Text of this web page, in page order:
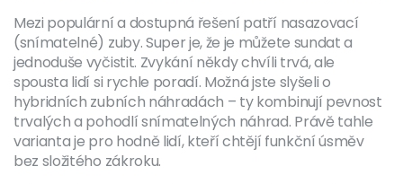
Mezi populární a dostupná řešení patří nasazovací
(snímatelné) zuby. Super je, že je můžete sundat a
jednoduše vyčistit. Zvykání někdy chvíli trvá, ale
spousta lidí si rychle poradí. Možná jste slyšeli o
hybridních zubních náhradách – ty kombinují pevnost
trvalých a pohodlí snímatelných náhrad. Právě tahle
varianta je pro hodně lidí, kteří chtějí funkční úsměv
bez složitého zákroku.